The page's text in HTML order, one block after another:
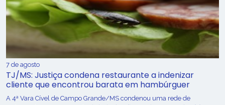
7 de agosto
TJ/MS: Justiça condena restaurante a indenizar
cliente que encontrou barata em hambúrguer
A 4ª Vara Cível de Campo Grande/MS condenou uma rede de